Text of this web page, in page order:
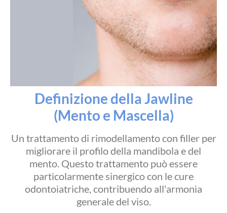
Definizione della Jawline
(Mento e Mascella)
Un trattamento di rimodellamento con filler per
migliorare il profilo della mandibola e del
mento. Questo trattamento può essere
particolarmente sinergico con le cure
odontoiatriche, contribuendo all'armonia
generale del viso.